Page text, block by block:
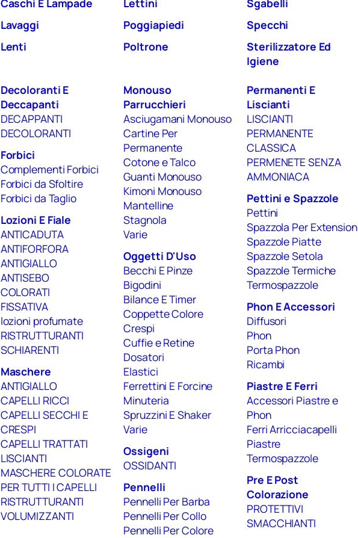
Caschi E Lampade
Lavaggi
Lenti
Lettini
Poggiapiedi
Poltrone
Sgabelli
Specchi
Sterilizzatore Ed
Igiene
Decoloranti E
Deccapanti
DECAPPANTI
DECOLORANTI
Forbici
Complementi Forbici
Forbici da Sfoltire
Forbici da Taglio
Lozioni E Fiale
ANTICADUTA
ANTIFORFORA
ANTIGIALLO
ANTISEBO
COLORATI
FISSATIVA
lozioni profumate
RISTRUTTURANTI
SCHIARENTI
Maschere
ANTIGIALLO
CAPELLI RICCI
CAPELLI SECCHI E
CRESPI
CAPELLI TRATTATI
LISCIANTI
MASCHERE COLORATE
PER TUTTI I CAPELLI
RISTRUTTURANTI
VOLUMIZZANTI
Monouso
Parrucchieri
Asciugamani Monouso
Cartine Per
Permanente
Cotone e Talco
Guanti Monouso
Kimoni Monouso
Mantelline
Stagnola
Varie
Oggetti D'Uso
Becchi E Pinze
Bigodini
Bilance E Timer
Coppette Colore
Crespi
Cuffie e Retine
Dosatori
Elastici
Ferrettini E Forcine
Minuteria
Spruzzini E Shaker
Varie
Ossigeni
OSSIDANTI
Pennelli
Pennelli Per Barba
Pennelli Per Collo
Pennelli Per Colore
Permanenti E
Liscianti
LISCIANTI
PERMANENTE
CLASSICA
PERMENETE SENZA
AMMONIACA
Pettini e Spazzole
Pettini
Spazzola Per Extension
Spazzole Piatte
Spazzole Setola
Spazzole Termiche
Termospazzole
Phon E Accessori
Diffusori
Phon
Porta Phon
Ricambi
Piastre E Ferri
Accessori Piastre e
Phon
Ferri Arricciacapelli
Piastre
Termospazzole
Pre E Post
Colorazione
PROTETTIVI
SMACCHIANTI